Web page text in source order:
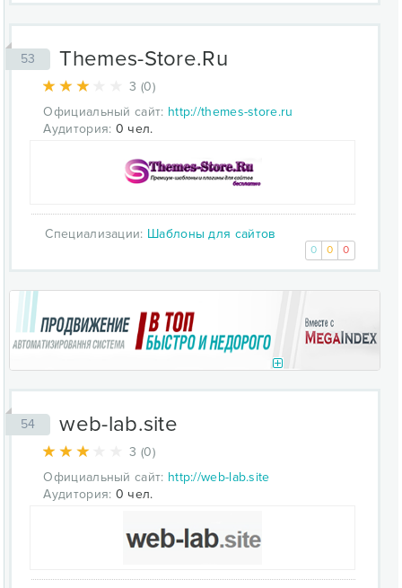
53 Themes-Store.Ru
3 (0)
Официальный сайт: http://themes-store.ru
Аудитория: 0 чел.
Специализации: Шаблоны для сайтов
0 0 0
54 web-lab.site
3 (0)
Официальный сайт: http://web-lab.site
Аудитория: 0 чел.